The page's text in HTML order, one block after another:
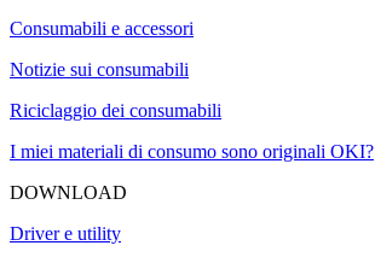
Consumabili e accessori
Notizie sui consumabili
Riciclaggio dei consumabili
I miei materiali di consumo sono originali OKI?
DOWNLOAD
Driver e utility